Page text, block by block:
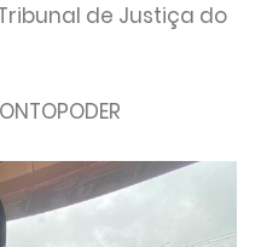
de Justiça do